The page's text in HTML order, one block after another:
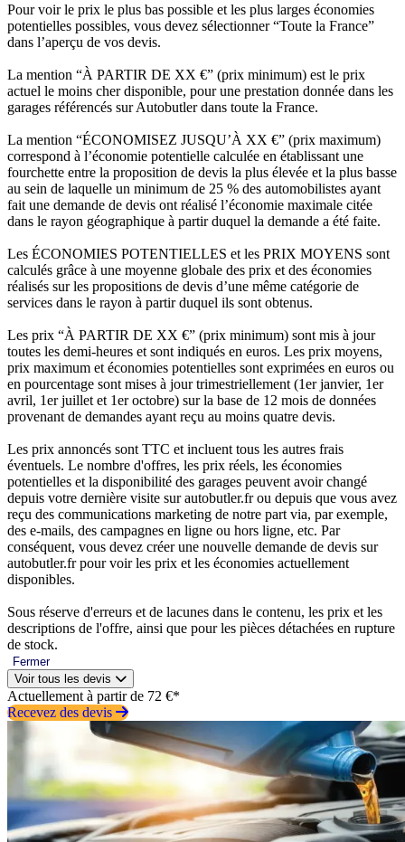
Pour voir le prix le plus bas possible et les plus larges économies
potentielles possibles, vous devez sélectionner “Toute la France”
dans l’aperçu de vos devis.
La mention “À PARTIR DE XX €” (prix minimum) est le prix
actuel le moins cher disponible, pour une prestation donnée dans les
garages référencés sur Autobutler dans toute la France.
La mention “ÉCONOMISEZ JUSQU’À XX €” (prix maximum)
correspond à l’économie potentielle calculée en établissant une
fourchette entre la proposition de devis la plus élevée et la plus basse
au sein de laquelle un minimum de 25 % des automobilistes ayant
fait une demande de devis ont réalisé l’économie maximale citée
dans le rayon géographique à partir duquel la demande a été faite.
Les ÉCONOMIES POTENTIELLES et les PRIX MOYENS sont
calculés grâce à une moyenne globale des prix et des économies
réalisés sur les propositions de devis d’une même catégorie de
services dans le rayon à partir duquel ils sont obtenus.
Les prix “À PARTIR DE XX €” (prix minimum) sont mis à jour
toutes les demi-heures et sont indiqués en euros. Les prix moyens,
prix maximum et économies potentielles sont exprimées en euros ou
en pourcentage sont mises à jour trimestriellement (1er janvier, 1er
avril, 1er juillet et 1er octobre) sur la base de 12 mois de données
provenant de demandes ayant reçu au moins quatre devis.
Les prix annoncés sont TTC et incluent tous les autres frais
éventuels. Le nombre d'offres, les prix réels, les économies
potentielles et la disponibilité des garages peuvent avoir changé
depuis votre dernière visite sur autobutler.fr ou depuis que vous avez
reçu des communications marketing de notre part via, par exemple,
des e-mails, des campagnes en ligne ou hors ligne, etc. Par
conséquent, vous devez créer une nouvelle demande de devis sur
autobutler.fr pour voir les prix et les économies actuellement
disponibles.
Sous réserve d'erreurs et de lacunes dans le contenu, les prix et les
descriptions de l'offre, ainsi que pour les pièces détachées en rupture
de stock.
Fermer
Voir tous les devis
Actuellement à partir de 72 €*
Recevez des devis